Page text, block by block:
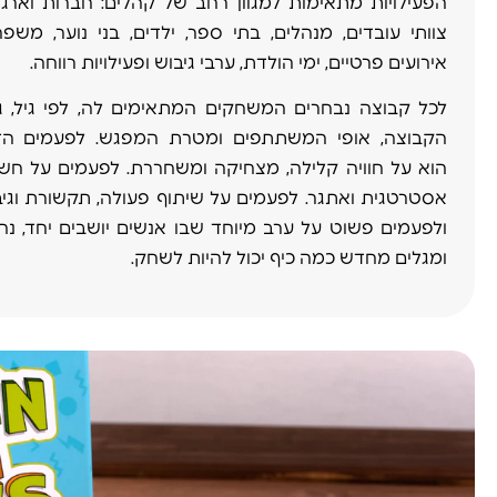
צוותי עובדים, מנהלים, בתי ספר, ילדים, בני נוער,
אירועים פרטיים, ימי הולדת, ערבי גיבוש ופעילויות רווחה.
לכל קבוצה נבחרים המשחקים המתאימים לה, לפי גיל,
הקבוצה, אופי המשתתפים ומטרת המפגש. לפעמים
הוא על חוויה קלילה, מצחיקה ומשחררת. לפעמים על
אסטרטגית ואתגר. לפעמים על שיתוף פעולה, תקשורת
ולפעמים פשוט על ערב מיוחד שבו אנשים יושבים יחד,
ומגלים מחדש כמה כיף יכול להיות לשחק.